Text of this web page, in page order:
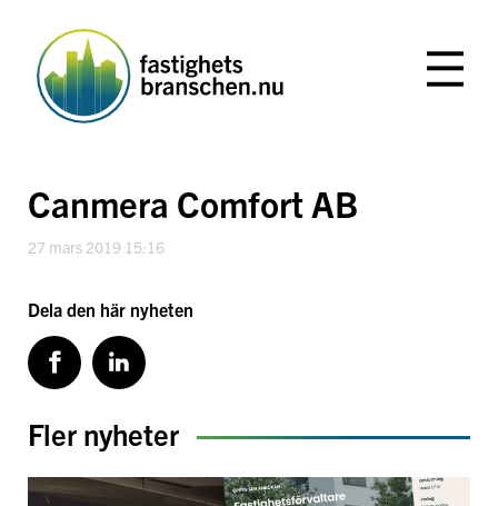
innehåll
Canmera Comfort AB
27 mars 2019 15:16
Dela den här nyheten
Fler nyheter